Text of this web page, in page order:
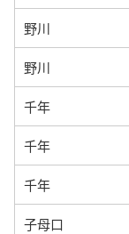
野川
野川
千年
千年
千年
子母口